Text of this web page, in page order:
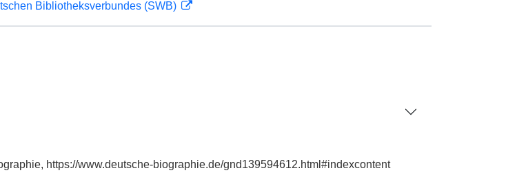
Bibliotheksverbundes (SWB)
https://www.deutsche-biographie.de/gnd139594612.html#indexcontent